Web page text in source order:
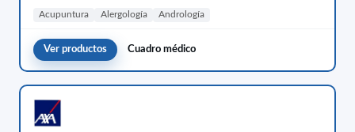
Acupuntura Alergología Andrología
Ver productos Cuadro médico